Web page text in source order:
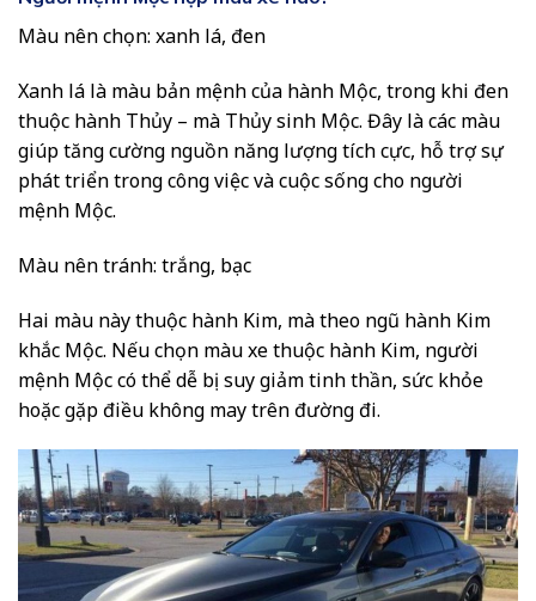
Màu nên chọn: xanh lá, đen
Xanh lá là màu bản mệnh của hành Mộc, trong khi đen
thuộc hành Thủy – mà Thủy sinh Mộc. Đây là các màu
giúp tăng cường nguồn năng lượng tích cực, hỗ trợ sự
phát triển trong công việc và cuộc sống cho người
mệnh Mộc.
Màu nên tránh: trắng, bạc
Hai màu này thuộc hành Kim, mà theo ngũ hành Kim
khắc Mộc. Nếu chọn màu xe thuộc hành Kim, người
mệnh Mộc có thể dễ bị suy giảm tinh thần, sức khỏe
hoặc gặp điều không may trên đường đi.